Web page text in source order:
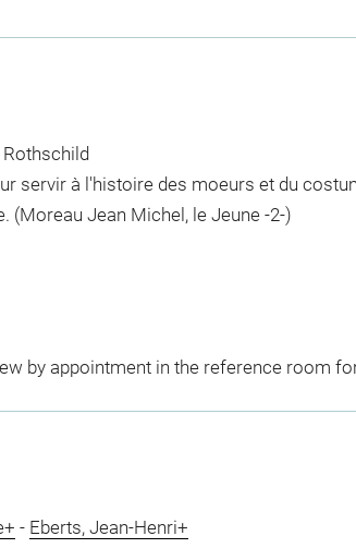
Rothschild
servir à l'histoire des moeurs et du
(Moreau Jean Michel, le Jeune -2-)
by appointment in the reference room
- Eberts, Jean-Henri+